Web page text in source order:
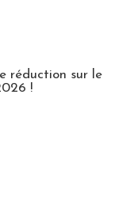
réduction sur le
!